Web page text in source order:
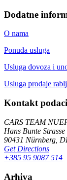
Dodatne
O nama
Ponuda usluga
Usluga dovoza i
Usluga prodaje
Kontakt podaci
CARS TEAM
Hans Bunte Strasse
90431 Nürnberg,
Get Directions
+385 95 9087 514
Arhiva